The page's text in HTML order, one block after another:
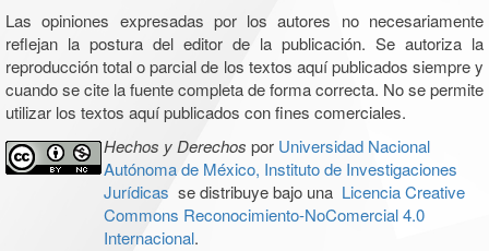
Las opiniones expresadas por los autores no necesariamente
reflejan la postura del editor de la publicación. Se autoriza la
reproducción total o parcial de los textos aquí publicados siempre y
cuando se cite la fuente completa de forma correcta. No se permite
utilizar los textos aquí publicados con fines comerciales.
Hechos y Derechos por Universidad Nacional
Autónoma de México, Instituto de Investigaciones
Jurídicas se distribuye bajo una Licencia Creative
Commons Reconocimiento-NoComercial 4.0
Internacional.